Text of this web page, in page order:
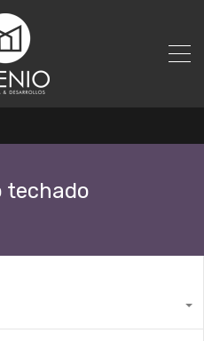
techado